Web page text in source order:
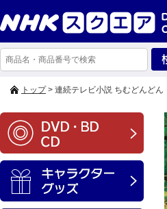
トップ> 連続テレビ小説 ちむどんどん